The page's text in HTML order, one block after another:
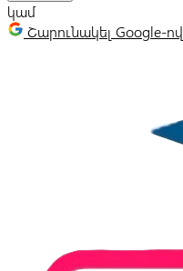
կամ
Շարունակել Google-ով